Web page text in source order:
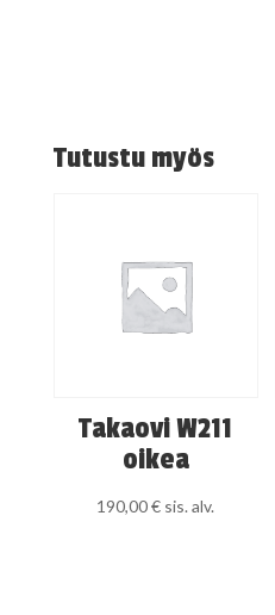
Tutustu myös
Takaovi W211
oikea
190,00€ sis. alv.